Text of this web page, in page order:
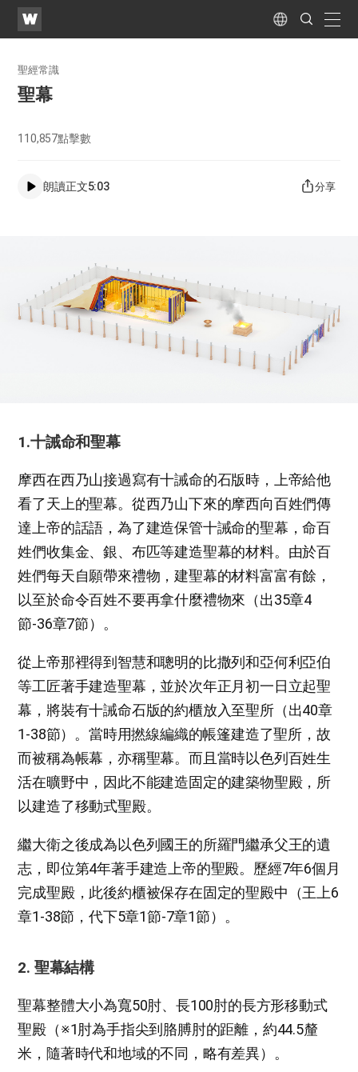
WATV
Language
Search
Submit
聖經常識
聖幕
110,857點擊數
朗讀正文5:03 分享
1.十誡命和聖幕
摩西在西乃山接過寫有十誡命的石版時，上帝給他
看了天上的聖幕。從西乃山下來的摩西向百姓們傳
達上帝的話語，為了建造保管十誡命的聖幕，命百
姓們收集金、銀、布匹等建造聖幕的材料。由於百
姓們每天自願帶來禮物，建聖幕的材料富富有餘，
以至於命令百姓不要再拿什麼禮物來（出35章4
節-36章7節）。
從上帝那裡得到智慧和聰明的比撒列和亞何利亞伯
等工匠著手建造聖幕，並於次年正月初一日立起聖
幕，將裝有十誡命石版的約櫃放入至聖所（出40章
1-38節）。當時用撚線編織的帳篷建造了聖所，故
而被稱為帳幕，亦稱聖幕。而且當時以色列百姓生
活在曠野中，因此不能建造固定的建築物聖殿，所
以建造了移動式聖殿。
繼大衛之後成為以色列國王的所羅門繼承父王的遺
志，即位第4年著手建造上帝的聖殿。歷經7年6個月
完成聖殿，此後約櫃被保存在固定的聖殿中（王上6
章1-38節，代下5章1節-7章1節）。
2. 聖幕結構
聖幕整體大小為寬50肘、長100肘的長方形移動式
聖殿（※1肘為手指尖到胳膊肘的距離，約44.5釐
米，隨著時代和地域的不同，略有差異）。